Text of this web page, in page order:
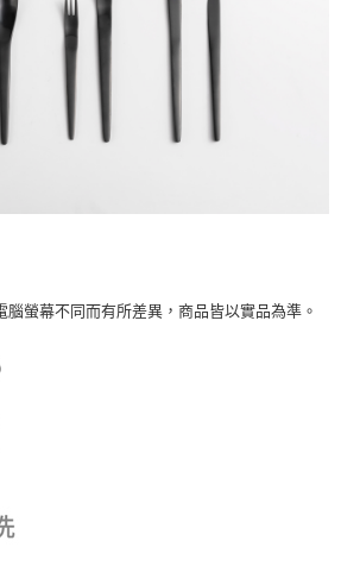
螢幕不同而有所差異，商品皆以實品為準。